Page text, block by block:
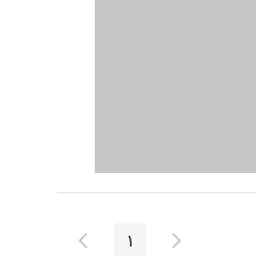
پیغام صفحه1 صفحه